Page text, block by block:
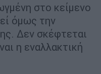
στο κείμενο
όμως την
Δεν σκέφτεται
η εναλλακτική